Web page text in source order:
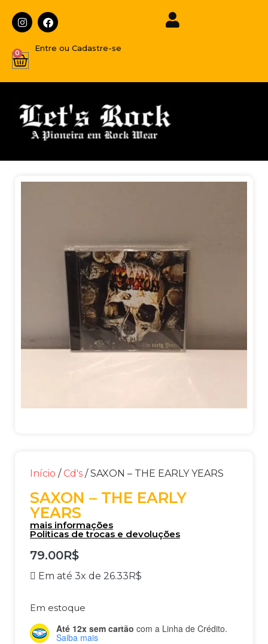
Entre ou Cadastre-se
0
Início / Cd's / SAXON – THE EARLY YEARS
SAXON – THE EARLY
YEARS
mais informações
Politicas de trocas e devoluções
79.00R$
Em até 3x de 26.33R$
Em estoque
Até 12x sem cartão com a Linha de Crédito.
Saiba mais